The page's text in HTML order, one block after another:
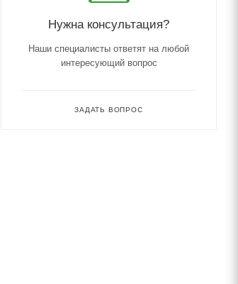
Нужна консультация?
Наши специалисты ответят на любой
интересующий вопрос
ЗАДАТЬ ВОПРОС